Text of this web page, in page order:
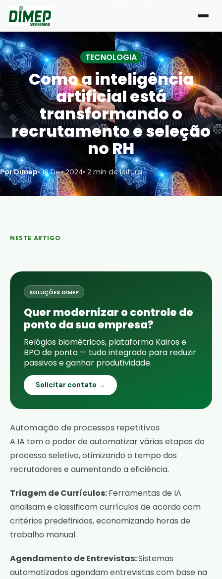
| Atendimento de segunda a sexta, das 8h às 18h
TECNOLOGIA
Como a inteligência
artificial está
transformando o
recrutamento e seleção
no RH
Por Dimep• 16 Dez 2024• 2 min de leitura
NESTE ARTIGO
SOLUÇÕES DIMEP
Quer modernizar o controle de
ponto da sua empresa?
Relógios biométricos, plataforma Kairos e
BPO de ponto — tudo integrado para reduzir
passivos e ganhar produtividade.
Solicitar contato →
Automação de processos repetitivos
A IA tem o poder de automatizar várias etapas do
processo seletivo, otimizando o tempo dos
recrutadores e aumentando a eficiência.
Triagem de Currículos:Ferramentas de IA
analisam e classificam currículos de acordo com
critérios predefinidos, economizando horas de
trabalho manual.
Agendamento de Entrevistas:Sistemas
automatizados agendam entrevistas com base na